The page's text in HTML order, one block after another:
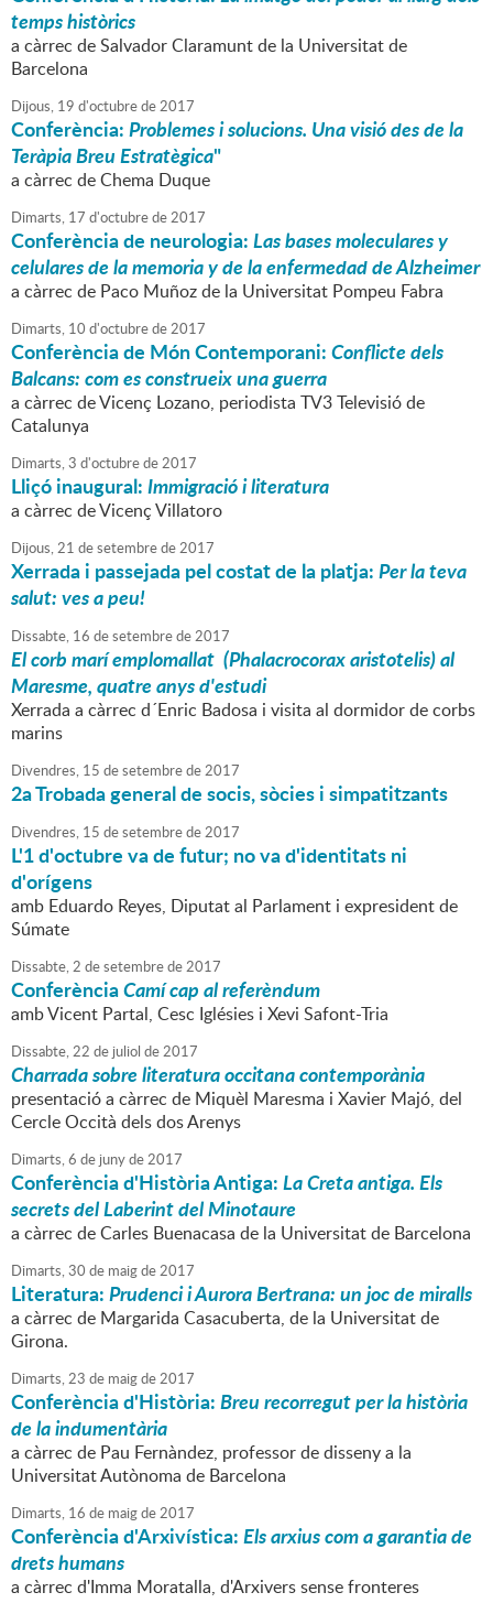
temps històrics
a càrrec de Salvador Claramunt de la Universitat de
Barcelona
Dijous, 19 d'octubrede2017
Conferència:Problemes i solucions. Una visió des de la
Teràpia Breu Estratègica"
a càrrec de Chema Duque
Dimarts, 17 d'octubrede2017
Conferència de neurologia:Las bases moleculares y
celulares de la memoria y de la enfermedad de Alzheimer
a càrrec de Paco Muñoz de la Universitat Pompeu Fabra
Dimarts, 10 d'octubrede2017
Conferència de Món Contemporani:Conflicte dels
Balcans: com es construeix una guerra
a càrrec de Vicenç Lozano, periodista TV3 Televisió de
Catalunya
Dimarts,3 d'octubrede2017
Lliçó inaugural:Immigració i literatura
a càrrec de Vicenç Villatoro
Dijous,21 desetembrede2017
Xerrada i passejada pel costat de la platja:Per la teva
salut: ves a peu!
Dissabte, 16 desetembrede2017
El corb marí emplomallat (Phalacrocorax aristotelis) al
Maresme, quatre anys d'estudi
Xerrada a càrrec d´Enric Badosa i visita al dormidor de corbs
marins
Divendres, 15 desetembrede2017
2a Trobada general de socis, sòcies i simpatitzants
Divendres, 15 desetembrede2017
L'1 d'octubre va de futur; no va d'identitats ni
d'orígens
amb Eduardo Reyes, Diputat al Parlament i expresident de
Súmate
Dissabte,2 desetembrede2017
ConferènciaCamí cap al referèndum
amb Vicent Partal, Cesc Iglésies i Xevi Safont-Tria
Dissabte,22 de juliol de2017
Charrada sobre literatura occitana contemporània
presentació a càrrec de Miquèl Maresma i Xavier Majó, del
Cercle Occità dels dos Arenys
Dimarts,6 de junyde2017
Conferència d'Història Antiga:La Creta antiga. Els
secrets del Laberint del Minotaure
a càrrec de Carles Buenacasa de la Universitat de Barcelona
Dimarts,30 de maigde2017
Literatura:Prudenci i Aurora Bertrana: un joc de miralls
a càrrec de Margarida Casacuberta, de la Universitat de
Girona.
Dimarts,23 de maigde2017
Conferència d'Història:Breu recorregut per la història
de la indumentària
a càrrec de Pau Fernàndez, professor de disseny a la
Universitat Autònoma de Barcelona
Dimarts, 16 de maigde2017
Conferència d'Arxivística:Els arxius com a garantia de
drets humans
a càrrec d'Imma Moratalla, d'Arxivers sense fronteres